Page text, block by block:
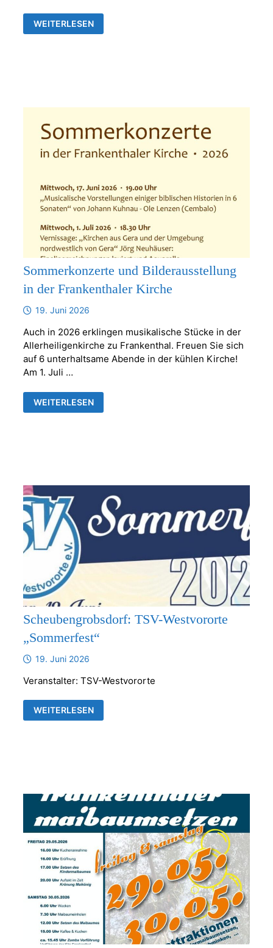
AUSSTELLUNG
VON
WEITERLESEN
Sommerkonzerte und Bilderausstellung
in der Frankenthaler Kirche
19. Juni 2026
Auch in 2026 erklingen musikalische Stücke in der
Allerheiligenkirche zu Frankenthal. Freuen Sie sich
auf 6 unterhaltsame Abende in der kühlen Kirche!
Am 1. Juli …
SOMMERKONZERTE
UND
BILDERAUSSTELLUNG
WEITERLESEN
Scheubengrobsdorf: TSV-Westvororte
„Sommerfest“
19. Juni 2026
Veranstalter: TSV-Westvororte
SCHEUBENGROBSDORF:
TSV-
WEITERLESEN